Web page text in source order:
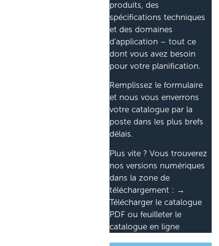
produits, des
spécifications techniques
et des domaines
d'application – tout ce
dont vous avez besoin
pour votre planification.
Remplissez le formulaire
et nous vous enverrons
votre catalogue par la
poste dans les plus brefs
délais.
Plus vite ? Vous trouverez
nos versions numériques
dans la zone de
téléchargement : →
Télécharger le catalogue
PDF ou feuilleter le
catalogue en ligne